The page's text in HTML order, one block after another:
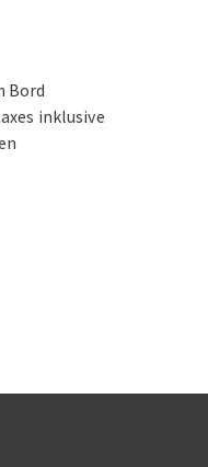
Bord
inklusive